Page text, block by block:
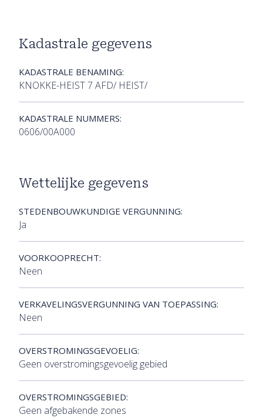
Kadastrale gegevens
KADASTRALE BENAMING:
KNOKKE-HEIST 7 AFD/ HEIST/
KADASTRALE NUMMERS:
0606/00A000
Wettelijke gegevens
STEDENBOUWKUNDIGE VERGUNNING:
Ja
VOORKOOPRECHT:
Neen
VERKAVELINGSVERGUNNING VAN TOEPASSING:
Neen
OVERSTROMINGSGEVOELIG:
Geen overstromingsgevoelig gebied
OVERSTROMINGSGEBIED:
Geen afgebakende zones